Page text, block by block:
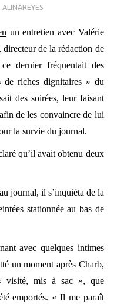
ALINAREYES
un entretien avec Valérie
de la rédaction de
dernier fréquentait des
de riches dignitaires » du
des soirées, leur faisant
de les convaincre de lui
la survie du journal.
qu’il avait obtenu deux
journal, il s’inquiéta de la
stationnée au bas de
avec quelques intimes
un moment après Charb,
visité, mis à sac », que
emportés. « Il me paraît